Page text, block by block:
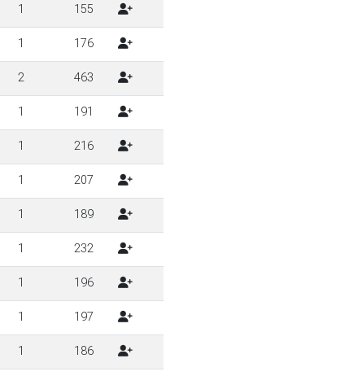
1 155
1 176
2 463
1 191
1 216
1 207
1 189
1 232
1 196
1 197
1 186